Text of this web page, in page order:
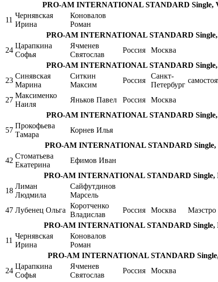
PRO-AM INTERNATIONAL STANDARD Single,
11
Чернявская
Ирина
Коновалов
Роман
PRO-AM INTERNATIONAL STANDARD Single,
24
Царапкина
Софья
Ячменев
Святослав
Россия
Москва
PRO-AM INTERNATIONAL STANDARD Single,
23
Синявская
Марина
Ситкин
Максим
Россия
Санкт-
Петербург
27
Максименко
Наиля
Яньков Павел Россия
Москва
PRO-AM INTERNATIONAL STANDARD Single,
57
Прокофьева
Тамара
Корнев Илья
PRO-AM INTERNATIONAL STANDARD Single,
42
Стоматьева
Екатерина
Ефимов Иван
PRO-AM INTERNATIONAL STANDARD Single,
18
Лиман
Людмила
Сайфутдинов
Марсель
47 Лубенец Ольга
Коротченко
Владислав
Россия Москва
Маэстро
PRO-AM INTERNATIONAL STANDARD Single,
11
Чернявская
Ирина
Коновалов
Роман
PRO-AM INTERNATIONAL STANDARD
24
Царапкина
Софья
Ячменев
Святослав
Россия
Москва